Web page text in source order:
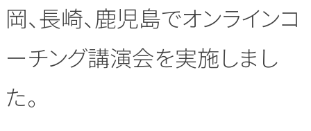
岡、長崎、鹿児島でオンラインコ
ーチング講演会を実施しまし
た。